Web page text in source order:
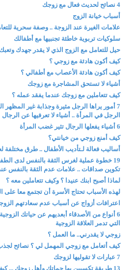
4 نصائح لحديث فعال مع زوجك
أسباب خيانة الزوج
علامات الغيرة عند الزوجة .. وصفة سحرية
سلوكيات تربوية خاطئة تجنبيها مع أطفالك
حيل للتعامل مع الزوج الذي لا يقدر جهدك وتعبك
كيف أكون هادئة مع زوجي ؟
كيف أكون هادئة الأعصاب مع أطفالي ؟
أشياء لا تستحق المشاجرة مع زوجك
كيف تتعاملين مع زوجك عندما يفقد عمله ؟
7 أمور يراها الرجل مثيرة وجذابة غير
الرجل في المرأة .. أشياء لا تعرفيها عن الرجال
6 أشياء يفعلها الرجال تثير غضب المرأة
كيف أمنع زوجي من خيانتي؟
أساليب فعالة لـتأديب الأطفال .. طرق مختلفة
19 خطوة عملية لغرس الثقة بالنفس لدى
تكوين صداقات .. علامات عدم الثقة بالنفس
لماذا أصبح ابنك عنيدا ؟ وكيف تتعاملين معه ؟
لهذه الأسباب تحتاج الأسرة أن تجتمع معا على
اعترافات أزواج عن أسباب عدم سعادتهم
6 أنواع من الأصدقاء أبعديهم عن حياتك
التي تدمر العلاقة الزوجية
زوجي لا يقدرني.. ما العمل ؟
كيف أتعامل مع زوجي المهمل لي ؟ نصائح
7 عبارات لا تقوليها لزوجك
13 طريقة تكسبين بها حماتك وأهل زوجك ...